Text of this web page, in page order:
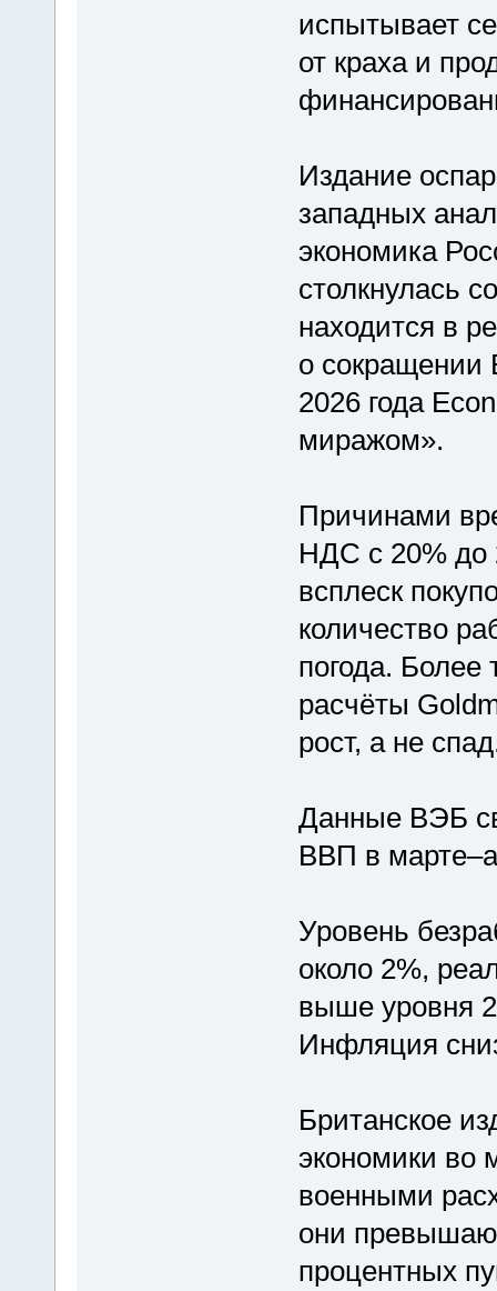
испытывает
от краха и
Издание
западных
экономика
столкнулась
находится в
о сокращении
2026 года
миражом».
Причинами
НДС с 20% до
всплеск
количество
погода. Более
расчёты
рост, а не
Данные ВЭБ
ВВП в
Уровень
около 2%,
выше уровня
Инфляция
Британское
экономики во
военными
они
процентных